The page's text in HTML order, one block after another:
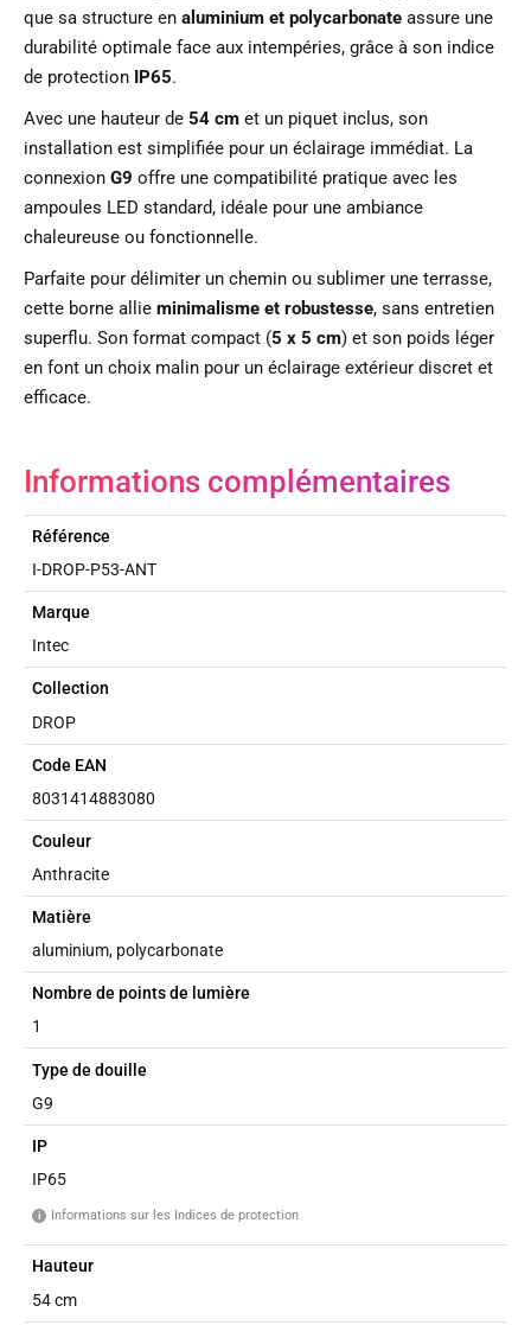
que sa structure en aluminium et polycarbonate assure une
durabilité optimale face aux intempéries, grâce à son indice
de protection IP65.
Avec une hauteur de 54 cm et un piquet inclus, son
installation est simplifiée pour un éclairage immédiat. La
connexion G9 offre une compatibilité pratique avec les
ampoules LED standard, idéale pour une ambiance
chaleureuse ou fonctionnelle.
Parfaite pour délimiter un chemin ou sublimer une terrasse,
cette borne allie minimalisme et robustesse, sans entretien
superflu. Son format compact (5 x 5 cm) et son poids léger
en font un choix malin pour un éclairage extérieur discret et
efficace.
Informations complémentaires
Référence
I-DROP-P53-ANT
Marque
Intec
Collection
DROP
Code EAN
8031414883080
Couleur
Anthracite
Matière
aluminium, polycarbonate
Nombre de points de lumière
1
Type de douille
G9
IP
IP65
i Informations sur les Indices de protection
Hauteur
54 cm